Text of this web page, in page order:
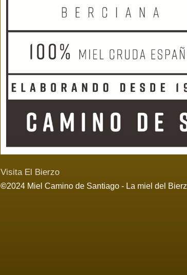
Visita El Bierzo
©2024 Miel Camino de Santiago - La miel del